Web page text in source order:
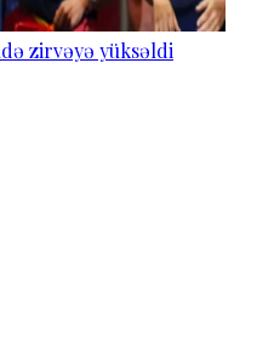
zirvəyə yüksəldi